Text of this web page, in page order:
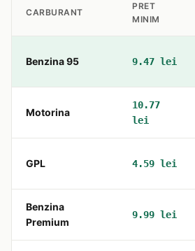
CARBURANT
PRET
MINIM
Benzina 95 9.47 lei
Motorina
10.77
lei
GPL 4.59 lei
Benzina
Premium
9.99 lei